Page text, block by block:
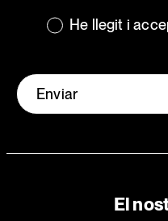
He llegit i
Enviar
El